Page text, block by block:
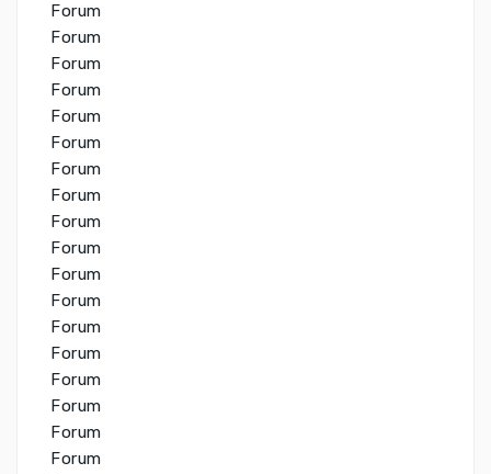
Forum
Forum
Forum
Forum
Forum
Forum
Forum
Forum
Forum
Forum
Forum
Forum
Forum
Forum
Forum
Forum
Forum
Forum